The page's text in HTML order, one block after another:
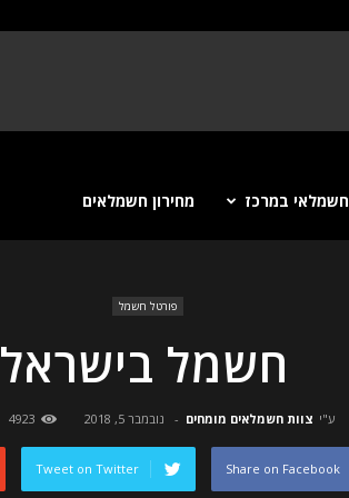
חשמלאי במרכז מחירון חשמלאים
פורטל חשמל
חשמל בישראל
ע"י צוות חשמלאים מומחים - נובמבר 5, 2018 4923
Share on Facebook
Tweet on Twitter